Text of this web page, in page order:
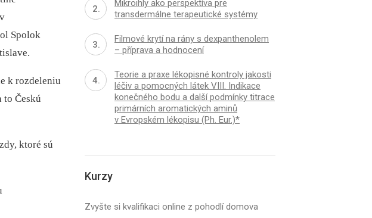
Spolok
k rozdeleniu
to Českú
ktoré sú
Mikroihly ako perspektíva pre
transdermálne terapeutické systémy
Filmové krytí na rány s dexpanthenolem
– příprava a hodnocení
Teorie a praxe lékopisné kontroly jakosti
léčiv a pomocných látek VIII. Indikace
konečného bodu a další podmínky titrace
primárních aromatických aminů
v Evropském lékopisu (Ph. Eur.)*
Kurzy
Zvyšte si kvalifikaci online z pohodlí domova